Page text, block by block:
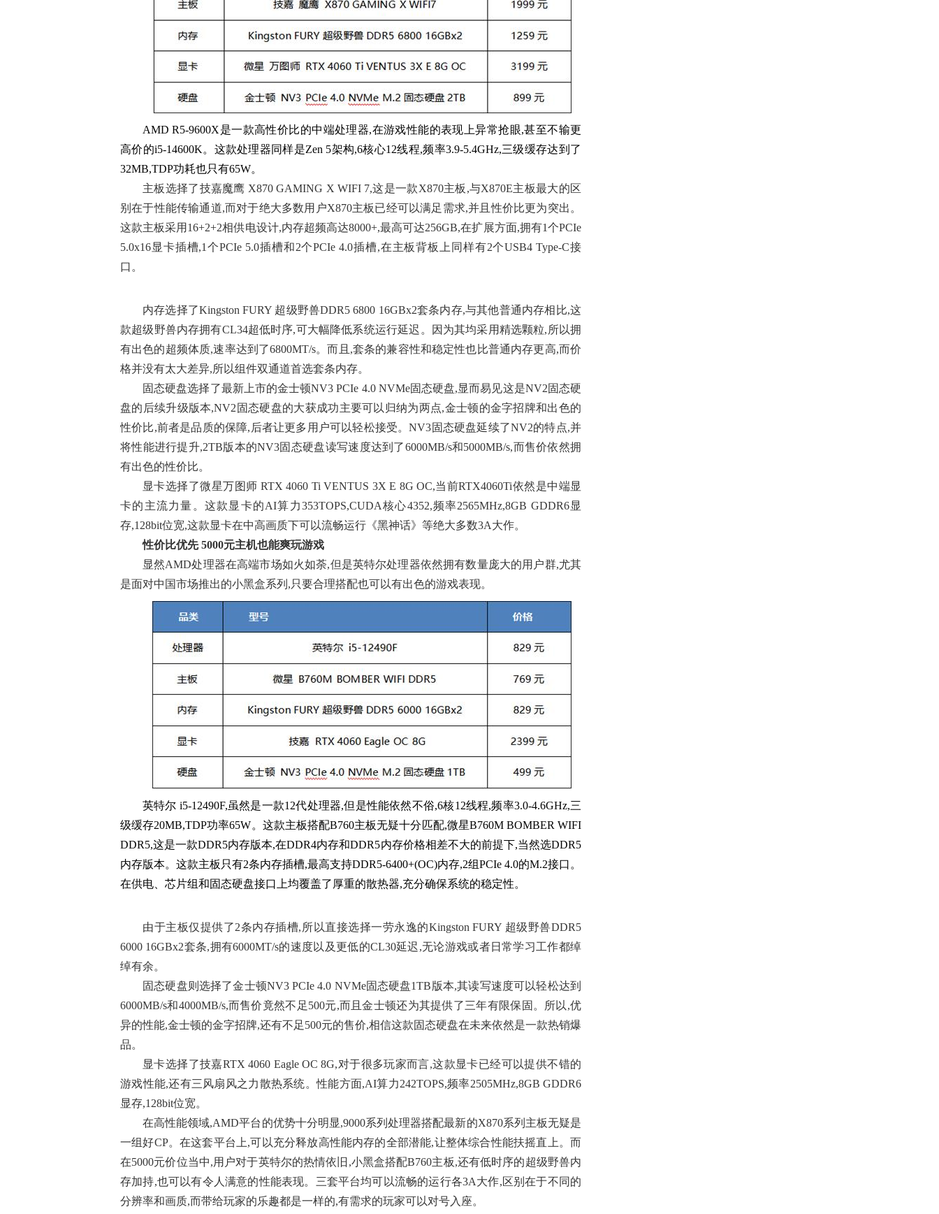
AMD R5-9600X是一款高性价比的中端处理器,在游戏性能的表现上异常抢眼,甚至不输更
高价的i5-14600K。这款处理器同样是Zen 5架构,6核心12线程,频率3.9-5.4GHz,三级缓存达到了
32MB,TDP功耗也只有65W。
主板选择了技嘉魔鹰 X870 GAMING X WIFI 7,这是一款X870主板,与X870E主板最大的区
别在于性能传输通道,而对于绝大多数用户X870主板已经可以满足需求,并且性价比更为突出。
这款主板采用16+2+2相供电设计,内存超频高达8000+,最高可达256GB,在扩展方面,拥有1个PCIe
5.0x16显卡插槽,1个PCIe 5.0插槽和2个PCIe 4.0插槽,在主板背板上同样有2个USB4 Type-C接
口。
内存选择了Kingston FURY 超级野兽DDR5 6800 16GBx2套条内存,与其他普通内存相比,这
款超级野兽内存拥有CL34超低时序,可大幅降低系统运行延迟。因为其均采用精选颗粒,所以拥
有出色的超频体质,速率达到了6800MT/s。而且,套条的兼容性和稳定性也比普通内存更高,而价
格并没有太大差异,所以组件双通道首选套条内存。
固态硬盘选择了最新上市的金士顿NV3 PCIe 4.0 NVMe固态硬盘,显而易见这是NV2固态硬
盘的后续升级版本,NV2固态硬盘的大获成功主要可以归纳为两点,金士顿的金字招牌和出色的
性价比,前者是品质的保障,后者让更多用户可以轻松接受。NV3固态硬盘延续了NV2的特点,并
将性能进行提升,2TB版本的NV3固态硬盘读写速度达到了6000MB/s和5000MB/s,而售价依然拥
有出色的性价比。
显卡选择了微星万图师 RTX 4060 Ti VENTUS 3X E 8G OC,当前RTX4060Ti依然是中端显
卡的主流力量。这款显卡的AI算力353TOPS,CUDA核心4352,频率2565MHz,8GB GDDR6显
存,128bit位宽,这款显卡在中高画质下可以流畅运行《黑神话》等绝大多数3A大作。
性价比优先 5000元主机也能爽玩游戏
显然AMD处理器在高端市场如火如荼,但是英特尔处理器依然拥有数量庞大的用户群,尤其
是面对中国市场推出的小黑盒系列,只要合理搭配也可以有出色的游戏表现。
英特尔 i5-12490F,虽然是一款12代处理器,但是性能依然不俗,6核12线程,频率3.0-4.6GHz,三
级缓存20MB,TDP功率65W。这款主板搭配B760主板无疑十分匹配,微星B760M BOMBER WIFI
DDR5,这是一款DDR5内存版本,在DDR4内存和DDR5内存价格相差不大的前提下,当然选DDR5
内存版本。这款主板只有2条内存插槽,最高支持DDR5-6400+(OC)内存,2组PCIe 4.0的M.2接口。
在供电、芯片组和固态硬盘接口上均覆盖了厚重的散热器,充分确保系统的稳定性。
由于主板仅提供了2条内存插槽,所以直接选择一劳永逸的Kingston FURY 超级野兽DDR5
6000 16GBx2套条,拥有6000MT/s的速度以及更低的CL30延迟,无论游戏或者日常学习工作都绰
绰有余。
固态硬盘则选择了金士顿NV3 PCIe 4.0 NVMe固态硬盘1TB版本,其读写速度可以轻松达到
6000MB/s和4000MB/s,而售价竟然不足500元,而且金士顿还为其提供了三年有限保固。所以,优
异的性能,金士顿的金字招牌,还有不足500元的售价,相信这款固态硬盘在未来依然是一款热销爆
品。
显卡选择了技嘉RTX 4060 Eagle OC 8G,对于很多玩家而言,这款显卡已经可以提供不错的
游戏性能,还有三风扇风之力散热系统。性能方面,AI算力242TOPS,频率2505MHz,8GB GDDR6
显存,128bit位宽。
在高性能领域,AMD平台的优势十分明显,9000系列处理器搭配最新的X870系列主板无疑是
一组好CP。在这套平台上,可以充分释放高性能内存的全部潜能,让整体综合性能扶摇直上。而
在5000元价位当中,用户对于英特尔的热情依旧,小黑盒搭配B760主板,还有低时序的超级野兽内
存加持,也可以有令人满意的性能表现。三套平台均可以流畅的运行各3A大作,区别在于不同的
分辨率和画质,而带给玩家的乐趣都是一样的,有需求的玩家可以对号入座。